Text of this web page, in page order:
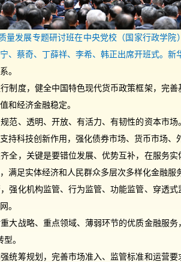
量发展专题研讨班在中央党校（国家行政学
、蔡奇、丁薛祥、李希、韩正出席开班式。新
。
制度，健全中国特色现代货币政策框架，完
和经济金融稳定。
范、透明、开放、有活力、有韧性的资本市场
科技创新作用，强化债券市场、货币市场、
全，关键是要错位发展、优势互补，在服务
足实体经济和人民群众多层次多样化金融服
强化机构监管、行为监管、功能监管、穿透
。
大战略、重点领域、薄弱环节的优质金融服
。
统筹规划，完善市场准入、监管标准和运营